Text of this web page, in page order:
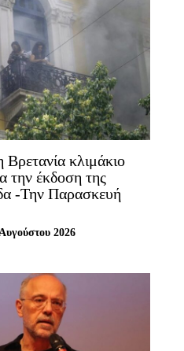
κλιμάκιο
την έκδοση της
-Την Παρασκευή
2026